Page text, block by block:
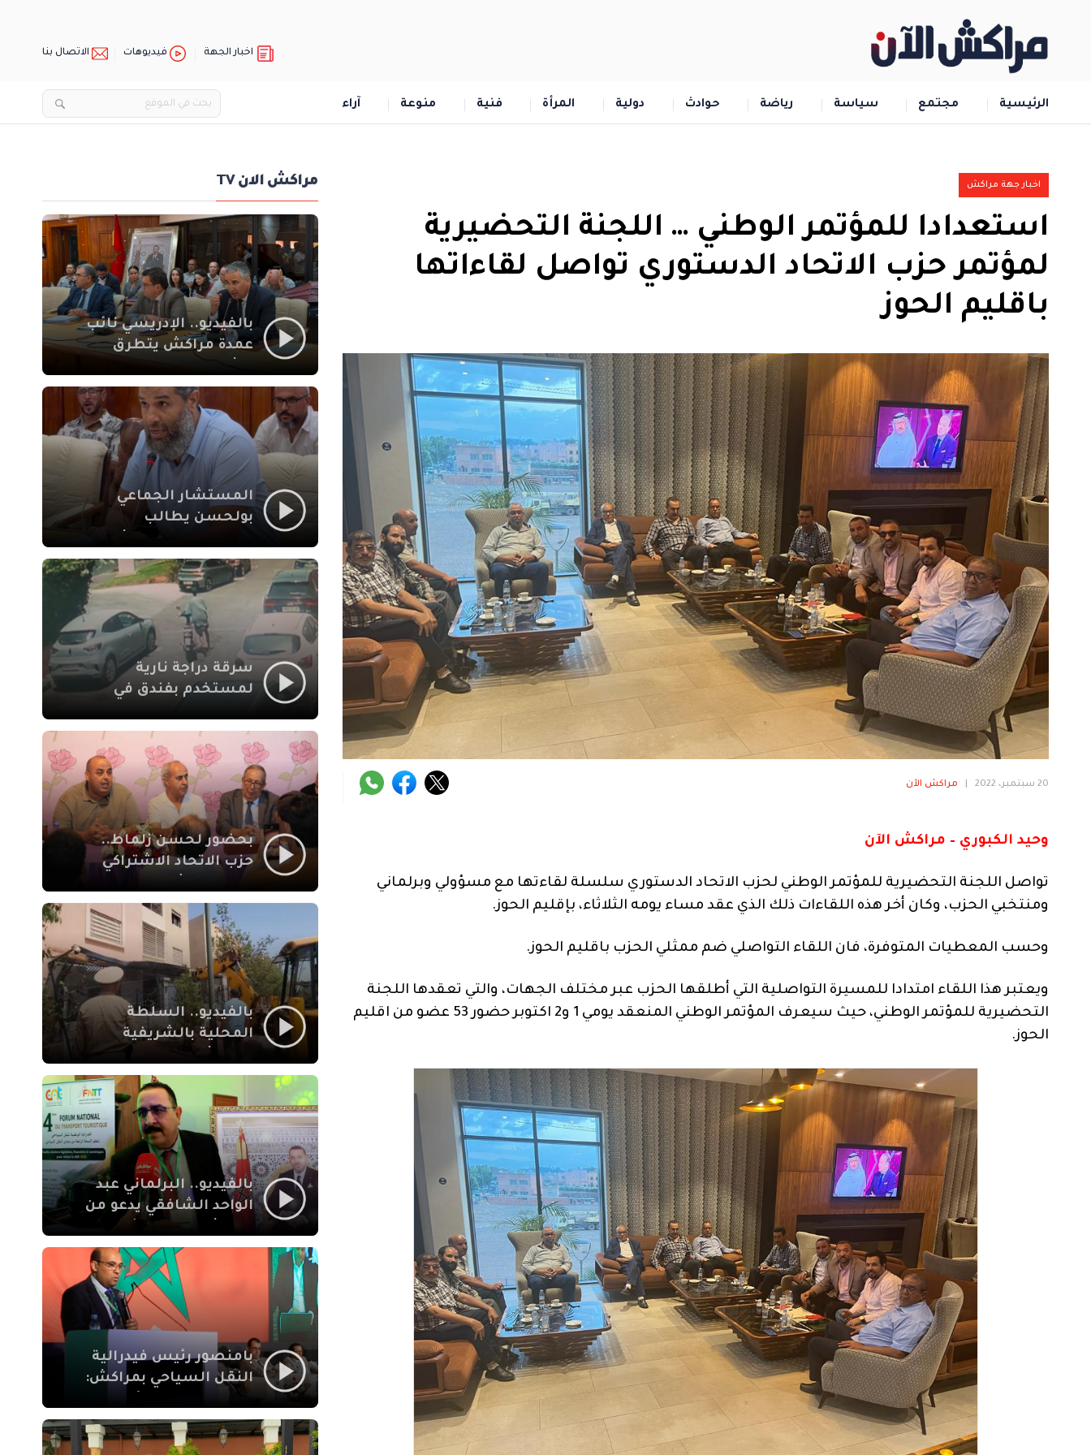
اخبار الجهة فيديوهات الاتصال بنا
الرئيسية مجتمع سياسة رياضة حوادث دولية المرأة فنية منوعة آراء
اخبار جهة مراكش
استعدادا للمؤتمر الوطني … اللجنة التحضيرية
لمؤتمر حزب الاتحاد الدستوري تواصل لقاءاتها
باقليم الحوز
20 سبتمبر، 2022 مراكش الآن
وحيد الكبوري – مراكش الآن
تواصل اللجنة التحضيرية للمؤتمر الوطني لحزب الاتحاد الدستوري سلسلة لقاءتها مع مسؤولي وبرلماني
ومنتخبي الحزب، وكان أخر هذه اللقاءات ذلك الذي عقد مساء يومه الثلاثاء، بإقليم الحوز.
وحسب المعطيات المتوفرة، فان اللقاء التواصلي ضم ممثلي الحزب باقليم الحوز.
ويعتبر هذا اللقاء امتدادا للمسيرة التواصلية التي أطلقها الحزب عبر مختلف الجهات، والتي تعقدها اللجنة
التحضيرية للمؤتمر الوطني، حيث سيعرف المؤتمر الوطني المنعقد يومي 1 و2 اكتوبر حضور 53 عضو من اقليم
الحوز.
مراكش الان TV
بالفيديو.. الإدريسي نائب
عمدة مراكش يتطرق
الاجتماعي في نقل
المحطة الطرقية إلى
العزوزية
المستشار الجماعي
بولحسن يطالب
أشغال شارع علال
الفاسي بمراكش
سرقة دراجة نارية
لمستخدم بفندق في
بمراكش
بحضور لحسن زلماط..
حزب الاتحاد الاشتراكي
مقراً بمقاطعة سيدي
يوسف بن علي مراكش
بالفيديو.. السلطة
المحلية بالشريفية
بنايات غير قانونية بإقامة
الإيمان
بالفيديو.. البرلماني عبد
الواحد الشافقي يدعو من
النقل السياحي لمواكبة
بامنصور رئيس فيدرالية
النقل السياحي بمراكش:
والاصلاح التشريعي
ركيزتان أساسيتان لكسب